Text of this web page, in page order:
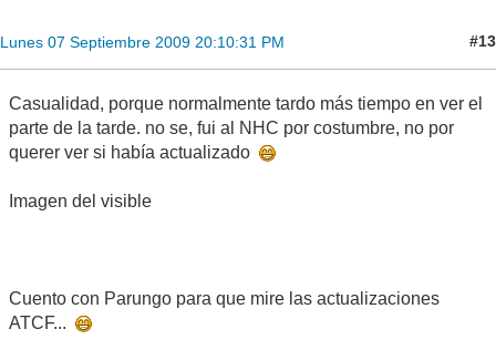
Lunes 07 Septiembre 2009 20:10:31 PM #13
Casualidad, porque normalmente tardo más tiempo en ver el
parte de la tarde. no se, fui al NHC por costumbre, no por
querer ver si había actualizado
Imagen del visible
Cuento con Parungo para que mire las actualizaciones
ATCF...